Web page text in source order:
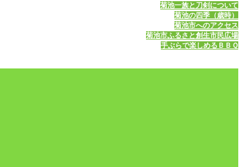
菊池一族と刀剣について
菊池の四季（歳時）
菊池市へのアクセス
菊池市ふるさと創生市民広場
手ぶらで楽しめるＢＢＱ